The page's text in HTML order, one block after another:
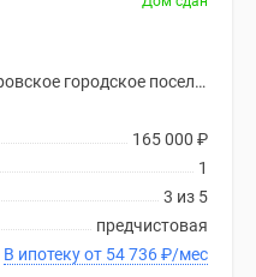
Ленинградская область, Дубровское городское поселение
165 000 ₽
1
3 из 5
предчистовая
В ипотеку от 54 736₽/мес